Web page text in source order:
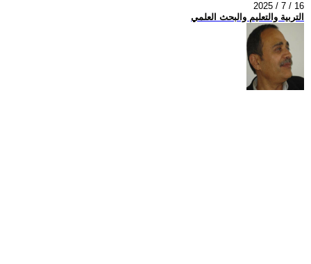
2025 / 7 / 16
التربية والتعليم والبحث العلمي